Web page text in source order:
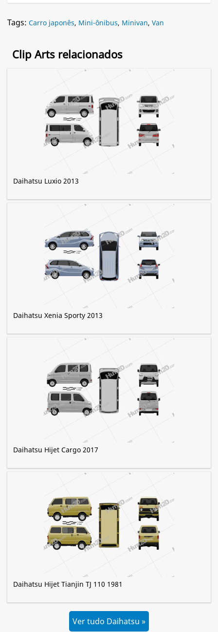
Tags: Carro japonês, Mini-ônibus, Minivan, Van
Clip Arts relacionados
Daihatsu Luxio 2013
Daihatsu Xenia Sporty 2013
Daihatsu Hijet Cargo 2017
Daihatsu Hijet Tianjin TJ 110 1981
Ver tudo Daihatsu »